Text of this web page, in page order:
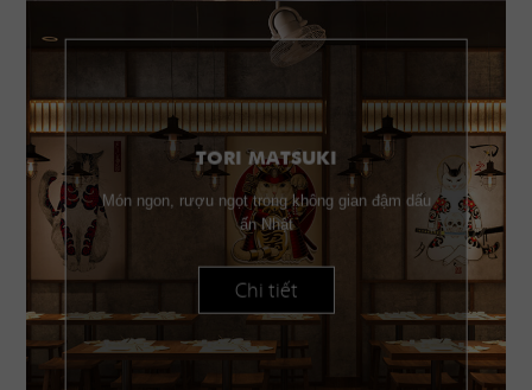
TORI MATSUKI
Món ngon, rượu ngọt trong không gian đậm dấu
ấn Nhật
Chi tiết